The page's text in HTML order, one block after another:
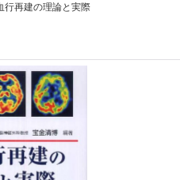
行再建の理論と実際